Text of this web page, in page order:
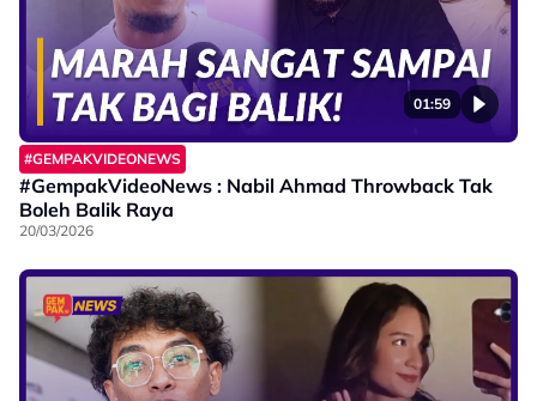
01:59
#GEMPAKVIDEONEWS
#GempakVideoNews : Nabil Ahmad Throwback Tak
Boleh Balik Raya
20/03/2026